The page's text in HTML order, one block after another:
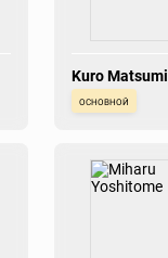
Kuro Matsumi
основной